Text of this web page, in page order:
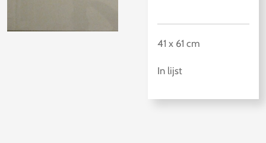
41 x 61 cm
In lijst